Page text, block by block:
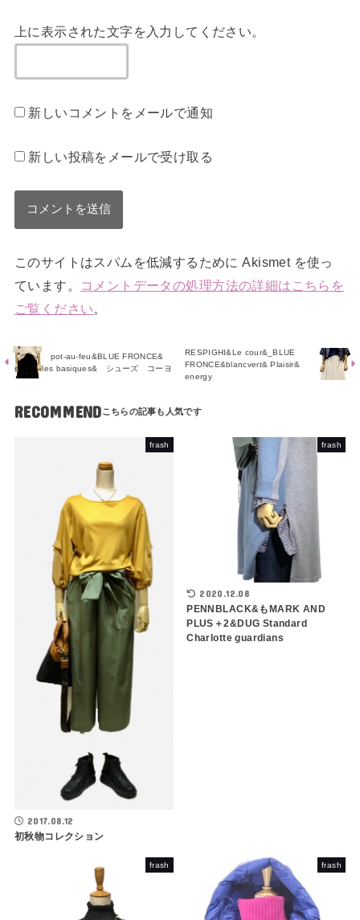
上に表示された文字を入力してください。
新しいコメントをメールで通知
新しい投稿をメールで受け取る
このサイトはスパムを低減するために Akismet を使っ
ています。
コメントデータの処理方法の詳細はこちらを
ご覧ください
pot-au-feu&BLUE FRONCE&
les basiques& シューズ コーヨ
RESPIGHI&Le cour&_BLUE
FRONCE&blancvert& Plaisir&
energy
RECOMMEND
frash
2017.08.12
初秋物コレクション
frash
2020.12.08
PENNBLACK&もMARK AND
PLUS＋2&DUG Standard
Charlotte guardians
frash frash